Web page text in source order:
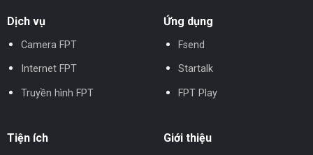
Dịch vụ
Camera FPT
Internet FPT
Truyền hình FPT
Ứng dụng
Fsend
Startalk
FPT Play
Tiện ích Giới thiệu